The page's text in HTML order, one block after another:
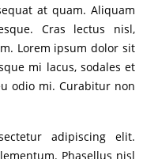
at quam. Aliquam
Cras lectus nisl,
Lorem ipsum dolor sit
mi lacus, sodales et
odio mi. Curabitur non
adipiscing elit.
Phasellus nisl